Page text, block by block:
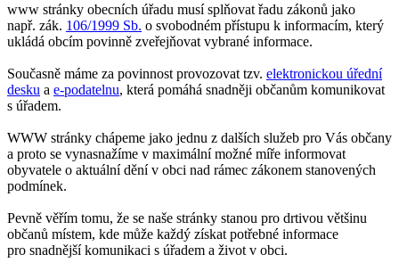
www stránky obecních úřadu musí splňovat řadu zákonů jako
např. zák. 106/1999 Sb. o svobodném přístupu k informacím, který
ukládá obcím povinně zveřejňovat vybrané informace.
Současně máme za povinnost provozovat tzv. elektronickou úřední
desku a e-podatelnu, která pomáhá snadněji občanům komunikovat
s úřadem.
WWW stránky chápeme jako jednu z dalších služeb pro Vás občany
a proto se vynasnažíme v maximální možné míře informovat
obyvatele o aktuální dění v obci nad rámec zákonem stanovených
podmínek.
Pevně věřím tomu, že se naše stránky stanou pro drtivou většinu
občanů místem, kde může každý získat potřebné informace
pro snadnější komunikaci s úřadem a život v obci.